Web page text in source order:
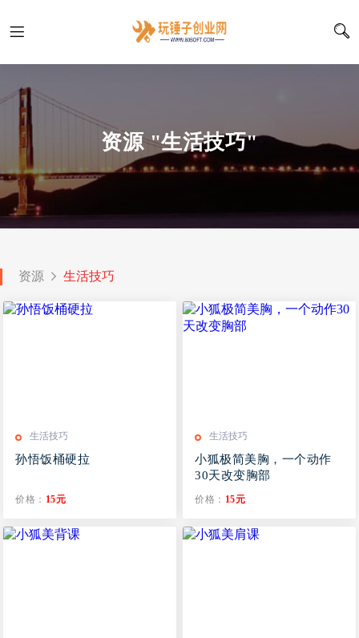
资源 "生活技巧"
资源 生活技巧
生活技巧
孙悟饭桶硬拉
价格： 15元
生活技巧
小狐极简美胸，一个动作
30天改变胸部
价格： 15元